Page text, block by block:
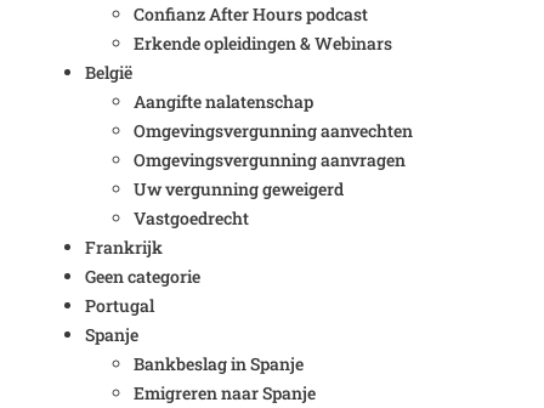
Confianz After Hours podcast
Erkende opleidingen & Webinars
België
Aangifte nalatenschap
Omgevingsvergunning aanvechten
Omgevingsvergunning aanvragen
Uw vergunning geweigerd
Vastgoedrecht
Frankrijk
Geen categorie
Portugal
Spanje
Bankbeslag in Spanje
Emigreren naar Spanje